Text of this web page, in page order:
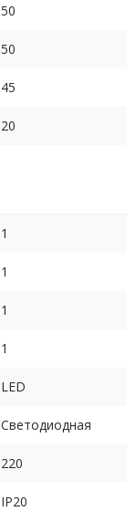
50
50
45
20
1
1
1
1
LED
Светодиодная
220
IP20